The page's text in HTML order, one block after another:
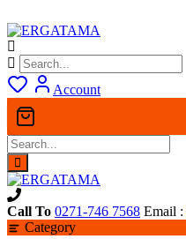
Skip
to
content
Account
Call To 0271-746 7568 Email :
Category